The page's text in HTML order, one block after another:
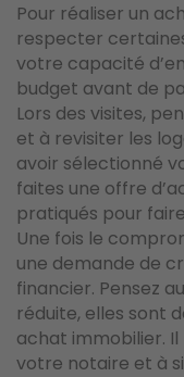
Pour réaliser un
respecter
votre capacité
budget avant de
Lors des visites,
et à revisiter les
avoir sélectionné
faites une offre
pratiqués pour
Une fois le
une demande de
financier. Pensez
réduite, elles sont
achat immobilier. Il
votre notaire et à